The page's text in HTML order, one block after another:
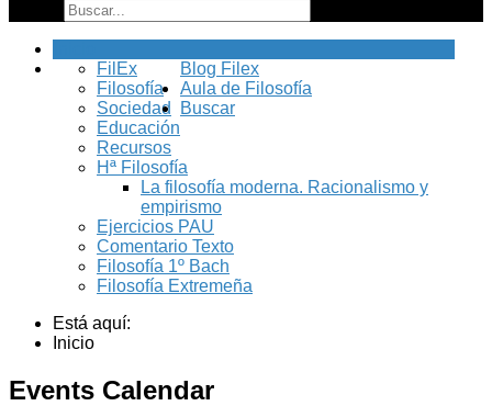
Blog Filex
FilEx
Filosofía
Sociedad
Educación
Recursos
Aula de Filosofía
Hª Filosofía
La filosofía moderna. Racionalismo y
empirismo
Ejercicios PAU
Comentario Texto
Filosofía 1º Bach
Filosofía Extremeña
Buscar
Está aquí:
Inicio
Events Calendar